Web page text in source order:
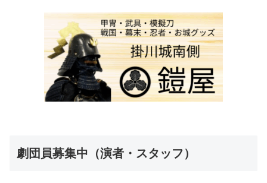
劇団員募集中（演者・スタッフ）